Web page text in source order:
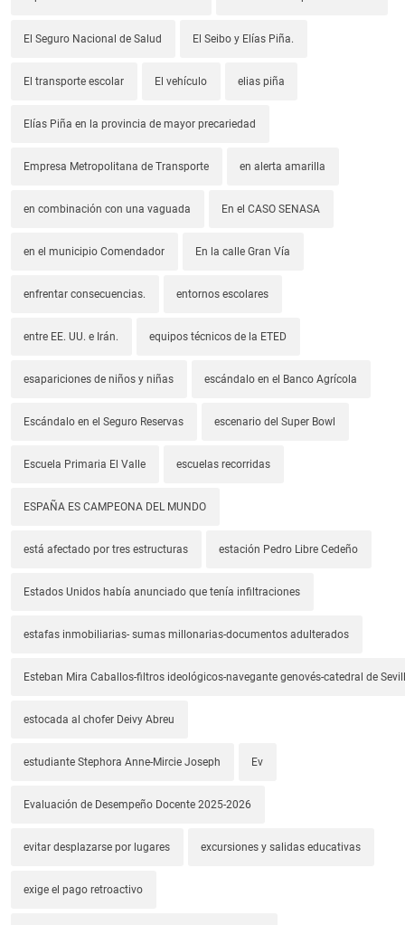
El Seguro Nacional de Salud El Seibo y Elías Piña.
El transporte escolar El vehículo elias piña
Elías Piña en la provincia de mayor precariedad
Empresa Metropolitana de Transporte en alerta amarilla
en combinación con una vaguada En el CASO SENASA
en el municipio Comendador En la calle Gran Vía
enfrentar consecuencias. entornos escolares
entre EE. UU. e Irán. equipos técnicos de la ETED
esapariciones de niños y niñas escándalo en el Banco Agrícola
Escándalo en el Seguro Reservas escenario del Super Bowl
Escuela Primaria El Valle escuelas recorridas
ESPAÑA ES CAMPEONA DEL MUNDO
está afectado por tres estructuras estación Pedro Libre Cedeño
Estados Unidos había anunciado que tenía infiltraciones
estafas inmobiliarias- sumas millonarias-documentos adulterados
Esteban Mira Caballos-filtros ideológicos-navegante genovés-catedral de
estocada al chofer Deivy Abreu
estudiante Stephora Anne-Mircie Joseph Ev
Evaluación de Desempeño Docente 2025-2026
evitar desplazarse por lugares excursiones y salidas educativas
exige el pago retroactivo